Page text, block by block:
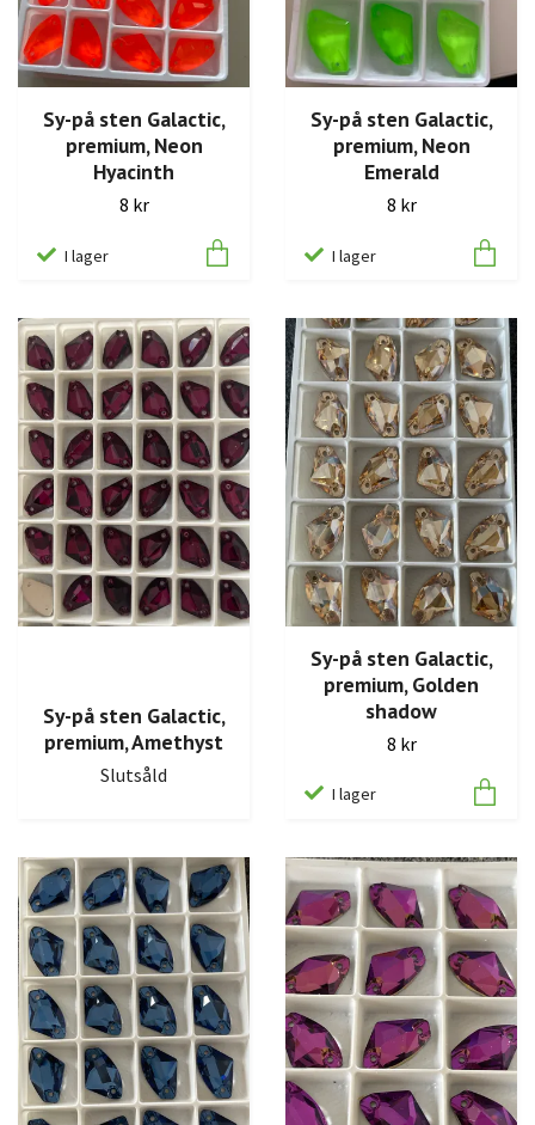
Sy-på sten Galactic,
premium, Neon
Hyacinth
8 kr
I lager
Sy-på sten Galactic,
premium, Neon
Emerald
8 kr
I lager
Sy-på sten Galactic,
premium, Amethyst
Slutsåld
Sy-på sten Galactic,
premium, Golden
shadow
8 kr
I lager